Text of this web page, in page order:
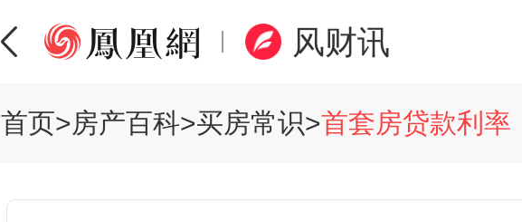
风财讯
首页>房产百科>买房常识>首套房贷款利率